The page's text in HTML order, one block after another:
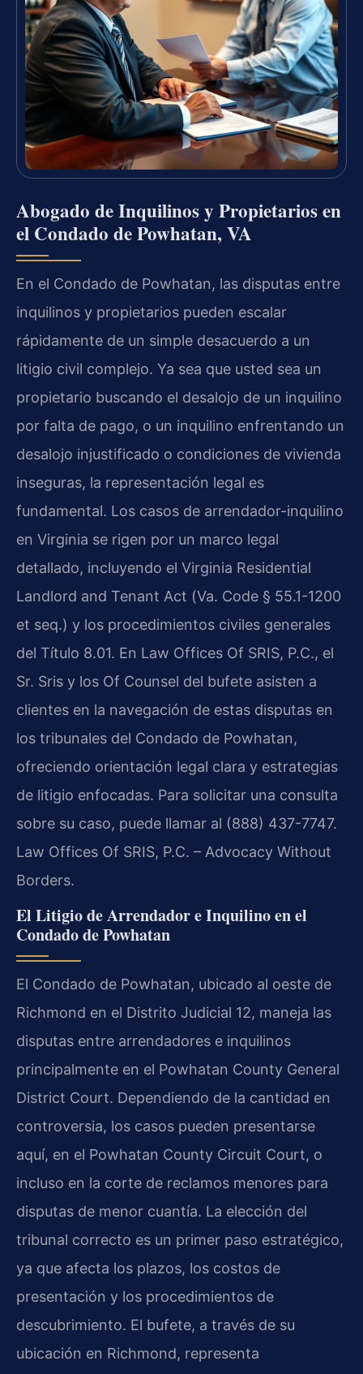
Abogado de Inquilinos y Propietarios en
el Condado de Powhatan, VA
En el Condado de Powhatan, las disputas entre
inquilinos y propietarios pueden escalar
rápidamente de un simple desacuerdo a un
litigio civil complejo. Ya sea que usted sea un
propietario buscando el desalojo de un inquilino
por falta de pago, o un inquilino enfrentando un
desalojo injustificado o condiciones de vivienda
inseguras, la representación legal es
fundamental. Los casos de arrendador-inquilino
en Virginia se rigen por un marco legal
detallado, incluyendo el Virginia Residential
Landlord and Tenant Act (Va. Code § 55.1-1200
et seq.) y los procedimientos civiles generales
del Título 8.01. En Law Offices Of SRIS, P.C., el
Sr. Sris y los Of Counsel del bufete asisten a
clientes en la navegación de estas disputas en
los tribunales del Condado de Powhatan,
ofreciendo orientación legal clara y estrategias
de litigio enfocadas. Para solicitar una consulta
sobre su caso, puede llamar al (888) 437-7747.
Law Offices Of SRIS, P.C. – Advocacy Without
Borders.
El Litigio de Arrendador e Inquilino en el
Condado de Powhatan
El Condado de Powhatan, ubicado al oeste de
Richmond en el Distrito Judicial 12, maneja las
disputas entre arrendadores e inquilinos
principalmente en el Powhatan County General
District Court. Dependiendo de la cantidad en
controversia, los casos pueden presentarse
aquí, en el Powhatan County Circuit Court, o
incluso en la corte de reclamos menores para
disputas de menor cuantía. La elección del
tribunal correcto es un primer paso estratégico,
ya que afecta los plazos, los costos de
presentación y los procedimientos de
descubrimiento. El bufete, a través de su
ubicación en Richmond, representa